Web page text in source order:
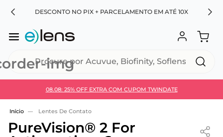
DESCONTO NO PIX + PARCELAMENTO EM ATÉ 10X
08.08: 25% OFF EXTRA COM CUPOM TWINDATE
Use 30HOJE e ganhe 30% OFF + economia extra no
Lentes De Contato
PureVision® 2 For